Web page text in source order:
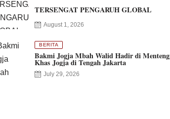
TERSENGAT PENGARUH GLOBAL
August 1, 2026
BERITA
Bakmi Jogja Mbah Walid Hadir di
Khas Jogja di Tengah Jakarta
July 29, 2026